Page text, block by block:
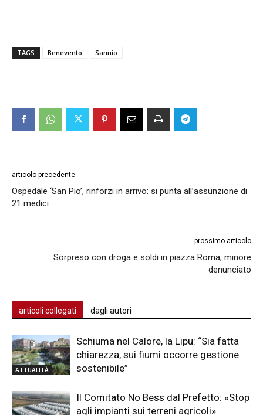
TAGS Benevento Sannio
articolo precedente
Ospedale ‘San Pio’, rinforzi in arrivo: si punta all’assunzione di
21 medici
prossimo articolo
Sorpreso con droga e soldi in piazza Roma, minore
denunciato
articoli collegati dagli autori
ATTUALITÀ
Schiuma nel Calore, la Lipu: “Sia fatta
chiarezza, sui fiumi occorre gestione
sostenibile”
Il Comitato No Bess dal Prefetto: «Stop
agli impianti sui terreni agricoli»